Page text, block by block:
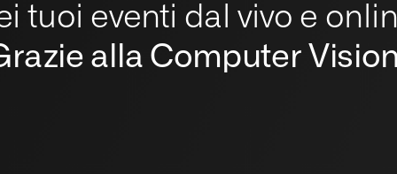
tuoi eventi dal vivo e
alla Computer